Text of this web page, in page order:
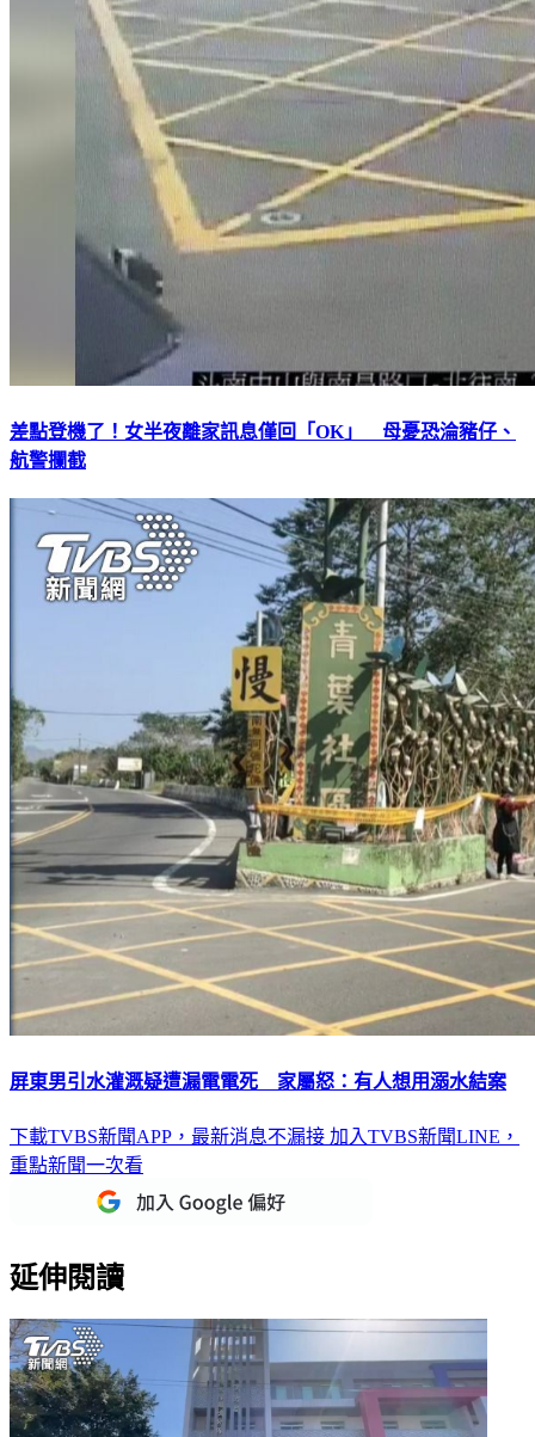
差點登機了！女半夜離家訊息僅回「OK」 母憂恐淪豬仔、
航警攔截
屏東男引水灌溉疑遭漏電電死 家屬怒：有人想用溺水結案
下載TVBS新聞APP，最新消息不漏接 加入TVBS新聞LINE，
重點新聞一次看
延伸閱讀